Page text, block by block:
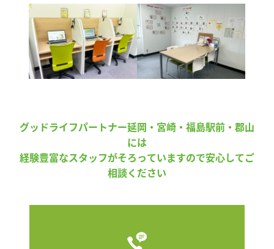
グッドライフパートナー延岡・宮崎・福島駅前・郡山
には
経験豊富なスタッフがそろっていますので安心してご
相談ください